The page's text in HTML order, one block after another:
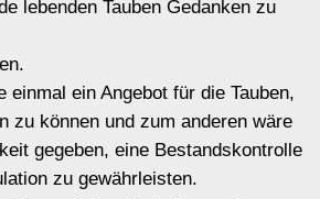
Funktional
Präferenzen
Analytik
Marketing